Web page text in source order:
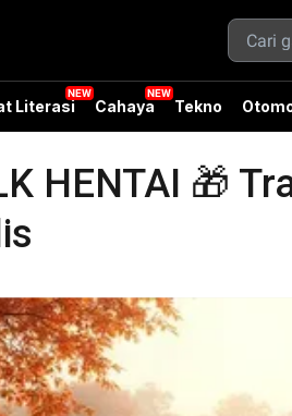
Literasi Cahaya Tekno
HENTAI 🎁